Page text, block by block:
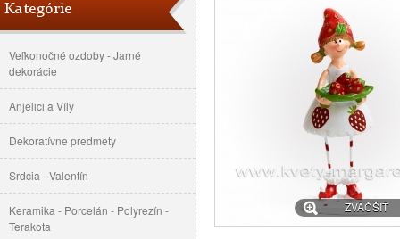
Kategórie
Veľkonočné ozdoby - Jarné
dekorácie
Anjelici a Víly
Dekoratívne predmety
Srdcia - Valentín
Keramika - Porcelán - Polyrezín -
Terakota
ZVÄČŠIŤ